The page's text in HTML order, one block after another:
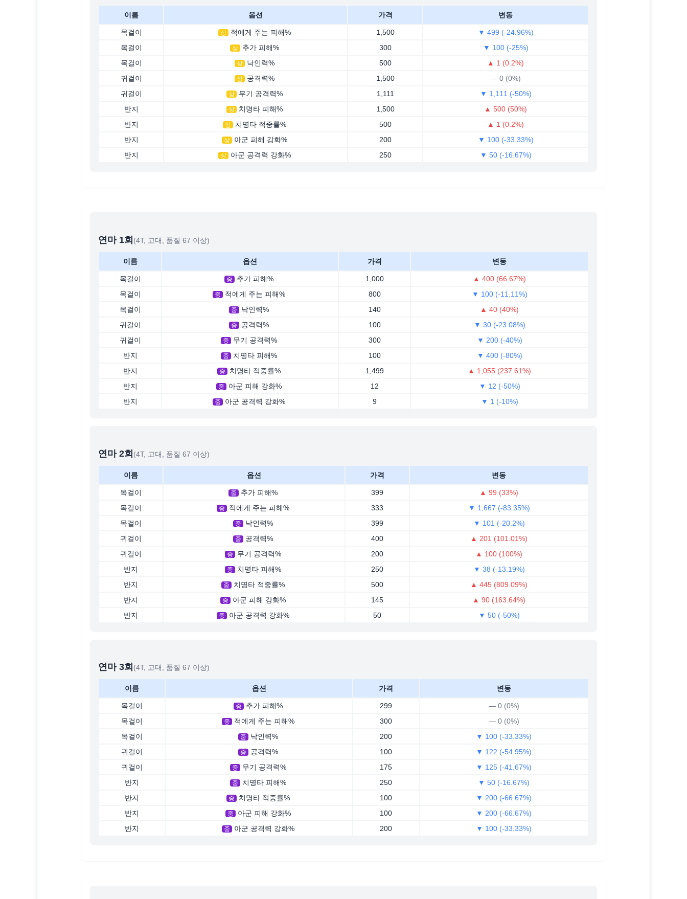
이름 옵션 가격 변동
목걸이 상 적에게 주는 피해% 1,500
▼ 499 (-24.96%)
목걸이
상 추가 피해% 300
▼ 100 (-25%)
목걸이
상 낙인력% 500
▲ 1 (0.2%)
귀걸이
상 공격력% 1,500
— 0 (0%)
귀걸이
상 무기 공격력% 1,111
▼ 1,111 (-50%)
반지
상 치명타 피해% 1,500
▲ 500 (50%)
반지
상 치명타 적중률% 500
▲ 1 (0.2%)
반지
상 아군 피해 강화% 200
▼ 100 (-33.33%)
반지
상 아군 공격력 강화% 250 ▼ 50 (-16.67%)
연마 1회 (4T, 고대, 품질 67 이상)
이름 옵션 가격 변동
목걸이 중 추가 피해% 1,000
▲ 400 (66.67%)
목걸이
중 적에게 주는 피해% 800
▼ 100 (-11.11%)
목걸이
중 낙인력% 140
▲ 40 (40%)
귀걸이
중 공격력% 100
▼ 30 (-23.08%)
귀걸이
중 무기 공격력% 300
▼ 200 (-40%)
반지
중 치명타 피해% 100
▼ 400 (-80%)
반지
중 치명타 적중률% 1,499
▲ 1,055 (237.61%)
반지
중 아군 피해 강화% 12
▼ 12 (-50%)
반지
중 아군 공격력 강화% 9 ▼ 1 (-10%)
연마 2회 (4T, 고대, 품질 67 이상)
이름 옵션 가격 변동
목걸이 중 추가 피해% 399
▲ 99 (33%)
목걸이
중 적에게 주는 피해% 333
▼ 1,667 (-83.35%)
목걸이
중 낙인력% 399
▼ 101 (-20.2%)
귀걸이
중 공격력% 400
▲ 201 (101.01%)
귀걸이
중 무기 공격력% 200
▲ 100 (100%)
반지
중 치명타 피해% 250
▼ 38 (-13.19%)
반지
중 치명타 적중률% 500
▲ 445 (809.09%)
반지
중 아군 피해 강화% 145
▲ 90 (163.64%)
반지
중 아군 공격력 강화% 50 ▼ 50 (-50%)
연마 3회 (4T, 고대, 품질 67 이상)
이름 옵션 가격 변동
목걸이 중 추가 피해% 299
— 0 (0%)
목걸이
중 적에게 주는 피해% 300
— 0 (0%)
목걸이
중 낙인력% 200
▼ 100 (-33.33%)
귀걸이
중 공격력% 100
▼ 122 (-54.95%)
귀걸이
중 무기 공격력% 175
▼ 125 (-41.67%)
반지
중 치명타 피해% 250
▼ 50 (-16.67%)
반지
중 치명타 적중률% 100
▼ 200 (-66.67%)
반지
중 아군 피해 강화% 100
▼ 200 (-66.67%)
반지
중 아군 공격력 강화% 200 ▼ 100 (-33.33%)